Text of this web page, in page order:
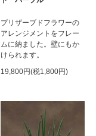
プリザーブドフラワーの
アレンジメントをフレー
ムに納ました。壁にもか
けられます。
19,800円(税1,800円)